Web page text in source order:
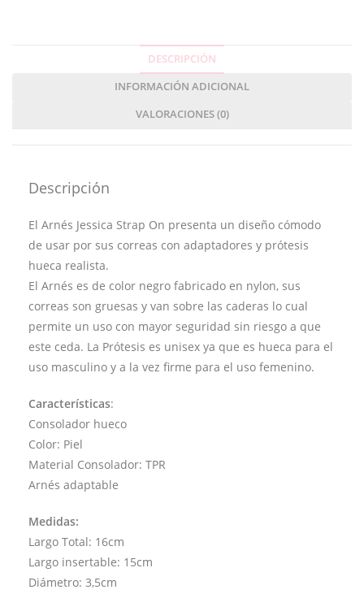
DESCRIPCIÓN
INFORMACIÓN ADICIONAL
VALORACIONES (0)
Descripción
El Arnés Jessica Strap On presenta un diseño cómodo
de usar por sus correas con adaptadores y prótesis
hueca realista.
El Arnés es de color negro fabricado en nylon, sus
correas son gruesas y van sobre las caderas lo cual
permite un uso con mayor seguridad sin riesgo a que
este ceda. La Prótesis es unisex ya que es hueca para el
uso masculino y a la vez firme para el uso femenino.
Características:
Consolador hueco
Color: Piel
Material Consolador: TPR
Arnés adaptable
Medidas:
Largo Total: 16cm
Largo insertable: 15cm
Diámetro: 3,5cm